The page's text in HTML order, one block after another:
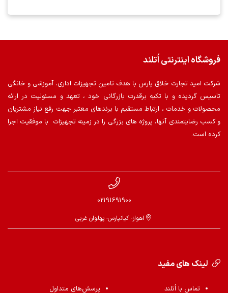
فروشگاه اینترنتی اُتلند
شرکت امید تجارت خلاق پارس با هدف تامین تجهیزات اداری، آموزشی و خانگی
تاسیس گردیده و با تکیه برقدرت بازرگانی خود ، تعهد و مسئولیت در ارائه
محصولات و خدمات ، ارتباط مستقیم با برندهای معتبر جهت رفع نیاز مشتریان
و کسب رضایتمندی آنها، پروژه های بزرگی را در زمینه تجهیزات با موفقیت اجرا
کرده است.
02191691900
اهواز- کیانپارس- پهلوان غربی
لینک های مفید
تماس با اُتلند
پرسش‌های متداول